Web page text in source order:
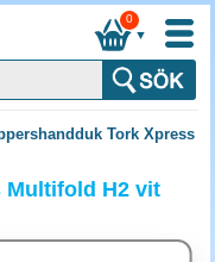
▼
0
Tork Xpress
Multifold H2 vit